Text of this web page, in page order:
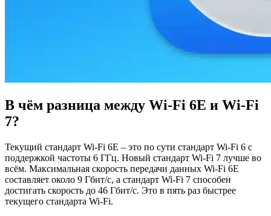
В чём разница между Wi-Fi 6E и Wi-Fi
7?
Текущий стандарт Wi-Fi 6E – это по сути стандарт Wi-Fi 6 с
поддержкой частоты 6 ГГц. Новый стандарт Wi-Fi 7 лучше во
всём. Максимальная скорость передачи данных Wi-Fi 6E
составляет около 9 Гбит/с, а стандарт Wi-Fi 7 способен
достигать скорость до 46 Гбит/с. Это в пять раз быстрее
текущего стандарта Wi-Fi.